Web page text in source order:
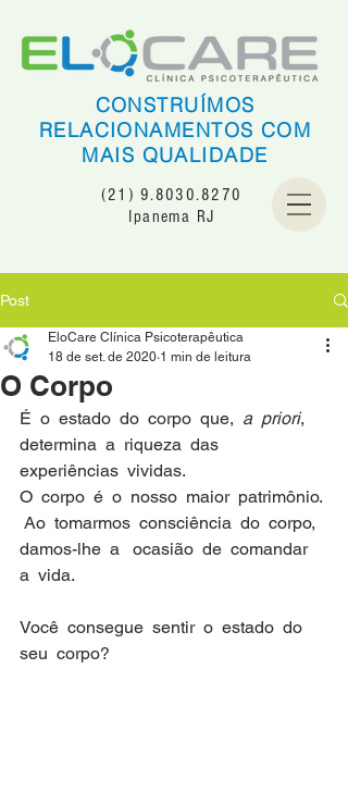
(21) 9.8030.8270
Ipanema RJ
CONSTRUÍMOS
RELACIONAMENTOS COM
MAIS QUALIDADE
Post
O Corpo
EloCare Clínica Psicoterapêutica
18 de set. de 2020 1 min de leitura
É  o  estado  do  corpo  que, a  priori,
determina  a  riqueza  das
experiências  vividas.
O  corpo  é  o  nosso  maior  patrimônio.
Ao  tomarmos  consciência  do  corpo,
damos-lhe  a   ocasião  de  comandar
a  vida.
Você  consegue  sentir  o  estado  do
seu  corpo?